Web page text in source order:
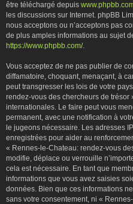
être téléchargé depuis
les discussions sur Internet. phpBB
nous acceptons ou n’acceptons pas
de plus amples informations au sujet
https://www.phpbb.com/.
Vous acceptez de ne pas publier de
diffamatoire, choquant, menaçant, à
peut transgresser les lois de votre
rendez-vous des chercheurs de trésor
internationales. Le faire peut vous
permanent, avec une notification à
le jugeons nécessaire. Les adresses
enregistrées pour aider au
« Rennes-le-Chateau: rendez-vous
modifie, déplace ou verrouille
cela est nécessaire. En tant que
informations que vous avez saisies
données. Bien que ces informations
sans votre consentement, ni «